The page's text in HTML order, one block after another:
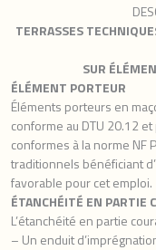
TERRASSES
SUR
ÉLÉMENT PORTEUR
Éléments porteurs en
conforme au DTU 20.12
conformes à la norme NF
traditionnels bénéficiant
favorable pour cet emploi.
ÉTANCHÉITÉ EN PARTIE
L’étanchéité en partie
– Un enduit